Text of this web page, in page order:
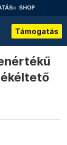
SHOP
Támogatás